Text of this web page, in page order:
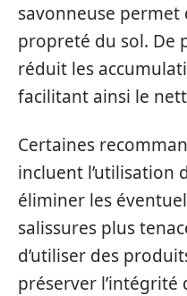
savonneuse permet
propreté du sol. De
réduit les
facilitant ainsi le
Certaines
incluent l’utilisation
éliminer les
salissures plus
d’utiliser des
préserver l’intégrité